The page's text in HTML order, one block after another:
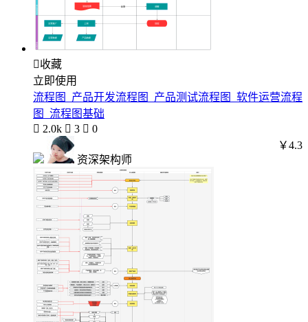
收藏
立即使用
流程图_产品开发流程图_产品测试流程图_软件运营流程
图_流程图基础
 2.0k  3  0
资深架构师
￥4.3